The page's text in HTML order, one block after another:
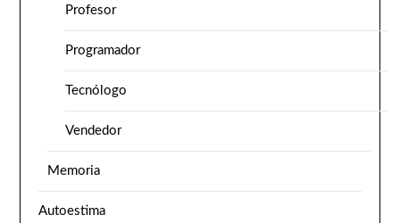
Profesor
Programador
Tecnólogo
Vendedor
Memoria
Autoestima